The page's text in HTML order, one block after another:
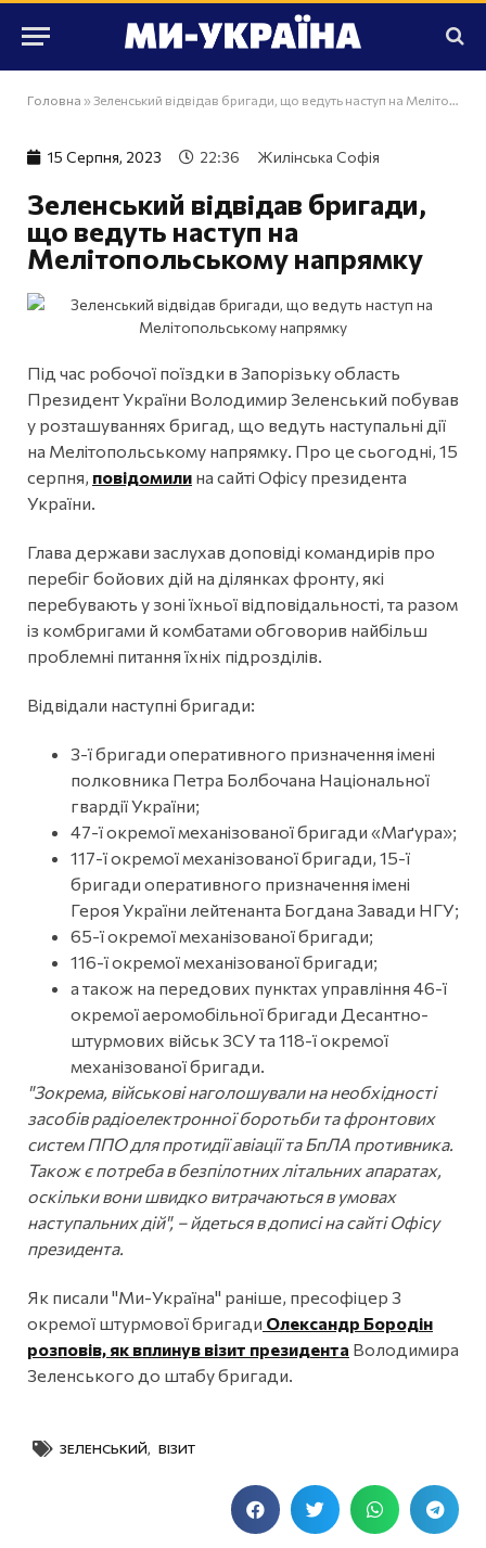
Головна » Зеленський відвідав бригади, що ведуть наступ на Мелітопольському напрямку
15 Серпня, 2023 22:36 Жилінська Софія
Зеленський відвідав бригади,
що ведуть наступ на
Мелітопольському напрямку
Під час робочої поїздки в Запорізьку область
Президент України Володимир Зеленський побував
у розташуваннях бригад, що ведуть наступальні дії
на Мелітопольському напрямку. Про це сьогодні, 15
серпня, повідомили на сайті Офісу президента
України.
Глава держави заслухав доповіді командирів про
перебіг бойових дій на ділянках фронту, які
перебувають у зоні їхньої відповідальності, та разом
із комбригами й комбатами обговорив найбільш
проблемні питання їхніх підрозділів.
Відвідали наступні бригади:
3-ї бригади оперативного призначення імені
полковника Петра Болбочана Національної
гвардії України;
47-ї окремої механізованої бригади «Маґура»;
117-ї окремої механізованої бригади, 15-ї
бригади оперативного призначення імені
Героя України лейтенанта Богдана Завади НГУ;
65-ї окремої механізованої бригади;
116-ї окремої механізованої бригади;
а також на передових пунктах управління 46-ї
окремої аеромобільної бригади Десантно-
штурмових військ ЗСУ та 118-ї окремої
механізованої бригади.
"Зокрема, військові наголошували на необхідності
засобів радіоелектронної боротьби та фронтових
систем ППО для протидії авіації та БпЛА противника.
Також є потреба в безпілотних літальних апаратах,
оскільки вони швидко витрачаються в умовах
наступальних дій", – йдеться в дописі на сайті Офісу
президента.
Як писали "Ми-Україна" раніше, пресофіцер 3
окремої штурмової бригади Олександр Бородін
розповів, як вплинув візит президента Володимира
Зеленського до штабу бригади.
ЗЕЛЕНСЬКИЙ, ВІЗИТ